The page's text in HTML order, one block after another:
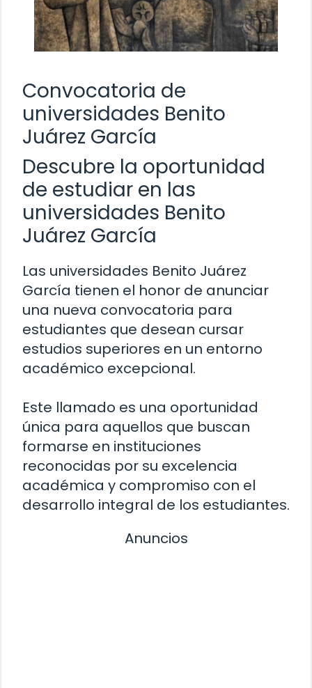
Convocatoria de
universidades Benito
Juárez García
Descubre la oportunidad
de estudiar en las
universidades Benito
Juárez García
Las universidades Benito Juárez
García tienen el honor de anunciar
una nueva convocatoria para
estudiantes que desean cursar
estudios superiores en un entorno
académico excepcional.
Este llamado es una oportunidad
única para aquellos que buscan
formarse en instituciones
reconocidas por su excelencia
académica y compromiso con el
desarrollo integral de los estudiantes.
Anuncios